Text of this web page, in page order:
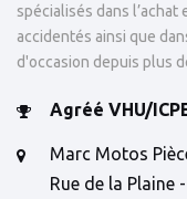
spécialisés dans
accidentés ainsi que
d'occasion depuis plus
Agréé VHU/
Marc Motos
Rue de la Plaine